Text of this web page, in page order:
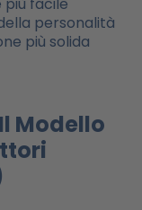
più facile
personalità
più solida
Modello